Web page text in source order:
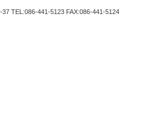
TEL:086-441-5123 FAX:086-441-5124